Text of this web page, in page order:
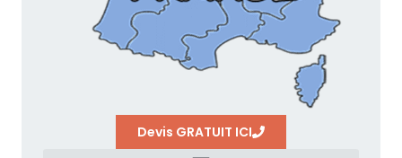
Devis GRATUIT ICI